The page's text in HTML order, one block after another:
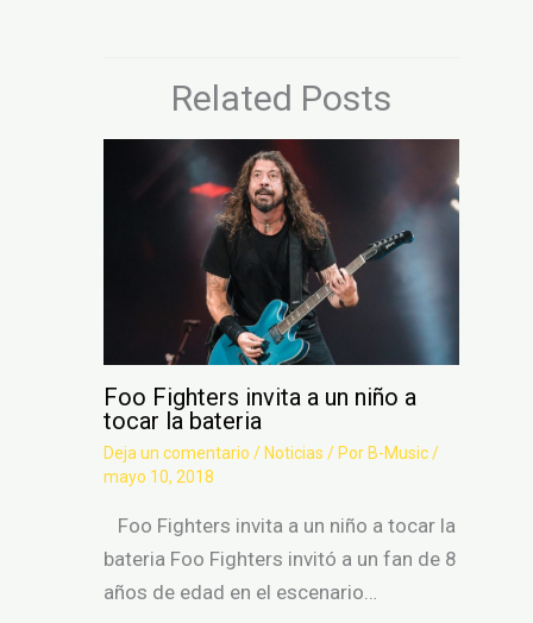
Related Posts
Foo Fighters invita a un niño a
tocar la bateria
Deja un comentario / Noticias / Por B-Music/
mayo 10, 2018
Foo Fighters invita a un niño a tocar la
bateria Foo Fighters invitó a un fan de 8
años de edad en el escenario…